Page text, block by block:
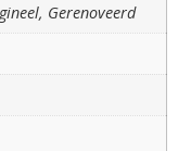
Gerenoveerd